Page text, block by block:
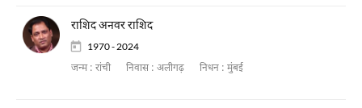
राशिद अनवर राशिद
1970 - 2024
जन्म : रांची निवास : अलीगढ़ निधन : मुंबई